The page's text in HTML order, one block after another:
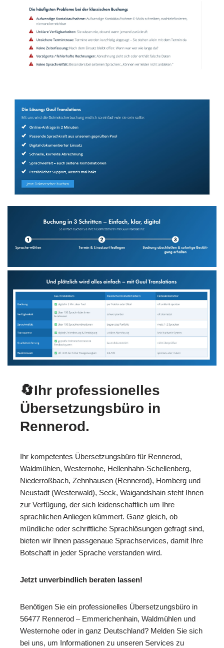
🔄Ihr professionelles
Übersetzungsbüro in
Rennerod.
Ihr kompetentes Übersetzungsbüro für Rennerod,
Waldmühlen, Westernohe, Hellenhahn-Schellenberg,
Niederroßbach, Zehnhausen (Rennerod), Homberg und
Neustadt (Westerwald), Seck, Waigandshain steht Ihnen
zur Verfügung, der sich leidenschaftlich um Ihre
sprachlichen Anliegen kümmert. Ganz gleich, ob
mündliche oder schriftliche Sprachlösungen gefragt sind,
bieten wir Ihnen passgenaue Sprachservices, damit Ihre
Botschaft in jeder Sprache verstanden wird.
Jetzt unverbindlich beraten lassen!
Benötigen Sie ein professionelles Übersetzungsbüro in
56477 Rennerod – Emmerichenhain, Waldmühlen und
Westernohe oder in ganz Deutschland? Melden Sie sich
bei uns, um Informationen zu unseren Services zu